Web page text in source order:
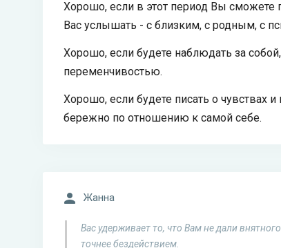
Хорошо, если в этот период Вы сможете
Вас услышать - с близким, с родным, с
Хорошо, если будете наблюдать за
переменчивостью.
Хорошо, если будете писать о чувствах
бережно по отношению к самой себе.
Жанна
Вас удерживает то, что Вам не дали
точнее бездействием.